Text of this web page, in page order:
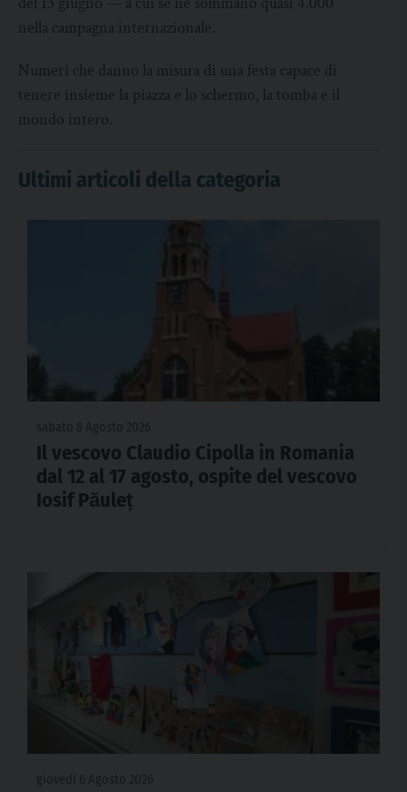
nella campagna internazionale.
Numeri che danno la misura di una festa capace di
tenere insieme la piazza e lo schermo, la tomba e il
mondo intero.
Ultimi articoli della categoria
Il vescovo Claudio Cipolla in Romania
dal 12 al 17 agosto, ospite del vescovo
Iosif Păuleț